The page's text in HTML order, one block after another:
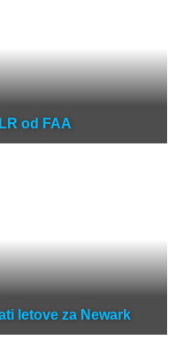
od FAA
letove za Newark